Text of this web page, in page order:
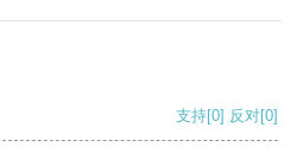
支持[0] 反对[0]